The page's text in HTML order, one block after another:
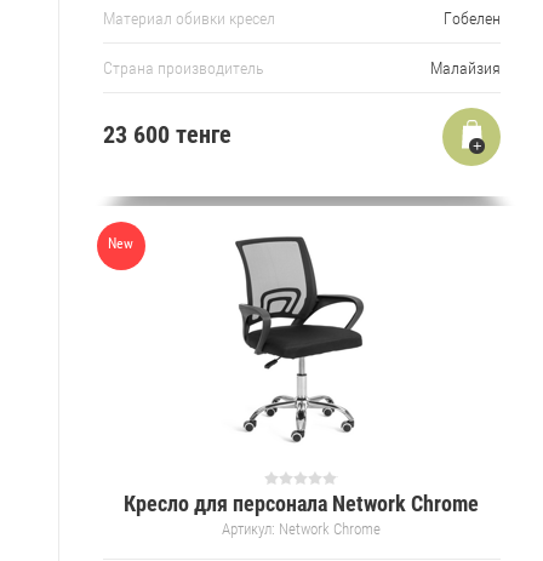
Материал обивки кресел Гобелен
Страна производитель Малайзия
23 600 тенге
Кресло для персонала Network Chrome
Артикул: Network Chrome
New